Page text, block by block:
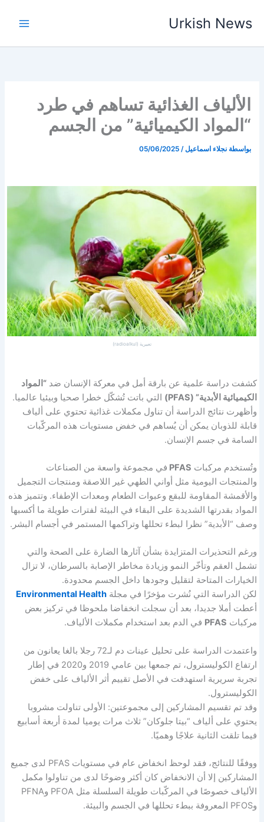
Urkish News
الألياف الغذائية تساهم في طرد
“المواد الكيميائية” من الجسم
بواسطة نجلاء اسماعيل/
05/06/2025
تعبيرية (radioalkul)
كشفت دراسة علمية عن بارقة أمل في معركة الإنسان ضد“المواد
الكيميائية الأبدية” (PFAS)
التي باتت تُشكّل خطرا صحيا وبيئيا عالميا.
وأظهرت نتائج الدراسة أن تناول مكملات غذائية تحتوي على ألياف
قابلة للذوبان يمكن أن يُساهم في خفض مستويات هذه المركّبات
السامة في جسم الإنسان.
وتُستخدم مركبات PFAS في مجموعة واسعة من الصناعات
والمنتجات اليومية مثل أواني الطهي غير اللاصقة ومنتجات التجميل
والأقمشة المقاومة للبقع وعبوات الطعام ومعدات الإطفاء. وتتميز هذه
المواد بقدرتها الشديدة على البقاء في البيئة لفترات طويلة ما أكسبها
وصف “الأبدية” نظرا لبطء تحللها وتراكمها المستمر في أجسام البشر.
ورغم التحذيرات المتزايدة بشأن آثارها الضارة على الصحة والتي
تشمل العقم وتأخّر النمو وزيادة مخاطر الإصابة بالسرطان، لا تزال
الخيارات المتاحة لتقليل وجودها داخل الجسم محدودة.
لكن الدراسة التي نُشرت مؤخرًا في مجلةEnvironmental Health
أعطت أملا جديدا، بعد أن سجلت انخفاضا ملحوظا في تركيز بعض
مركبات PFAS في الدم بعد استخدام مكملات الألياف.
واعتمدت الدراسة على تحليل عينات دم لـ72 رجلا بالغا يعانون من
ارتفاع الكوليسترول، تم جمعها بين عامي 2019 و2020 في إطار
تجربة سريرية استهدفت في الأصل تقييم أثر الألياف على خفض
الكوليسترول.
وقد تم تقسيم المشاركين إلى مجموعتين: الأولى تناولت مشروبا
يحتوي على ألياف “بيتا جلوكان” ثلاث مرات يوميا لمدة أربعة أسابيع
فيما تلقت الثانية علاجًا وهميًا.
ووفقًا للنتائج، فقد لوحظ انخفاض عام في مستويات PFAS لدى جميع
المشاركين إلا أن الانخفاض كان أكثر وضوحًا لدى من تناولوا مكمل
الألياف خصوصًا في المركّبات طويلة السلسلة مثل PFOA وPFNA
وPFOS المعروفة ببطء تحللها في الجسم والبيئة.